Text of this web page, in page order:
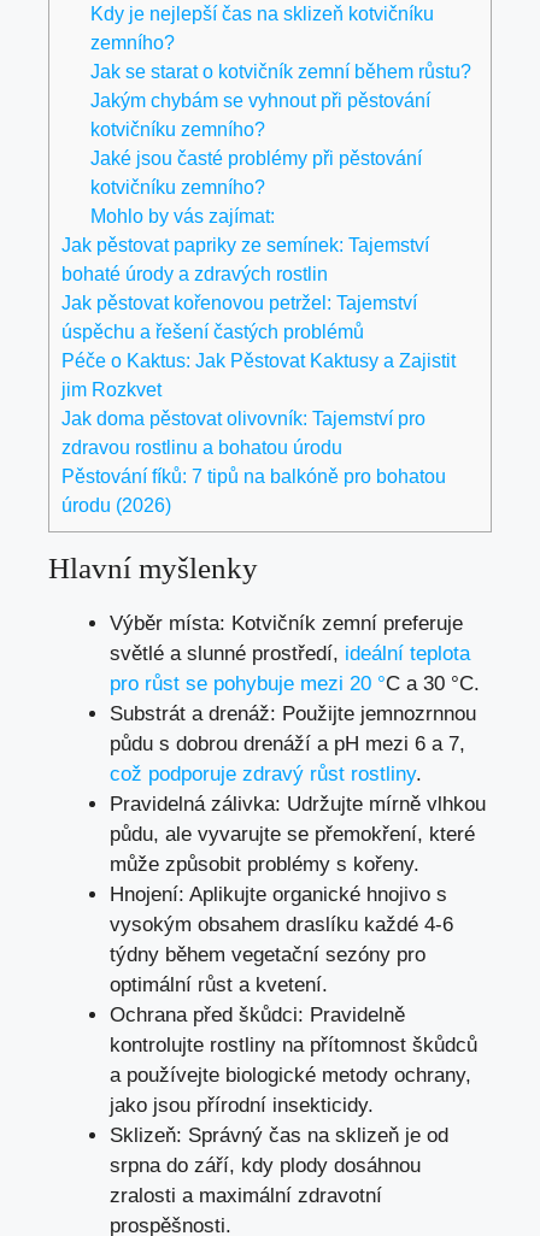
Kdy je nejlepší čas na sklizeň kotvičníku
zemního?
Jak se starat o kotvičník zemní během růstu?
Jakým chybám se vyhnout při pěstování
kotvičníku zemního?
Jaké jsou časté problémy při pěstování
kotvičníku zemního?
Mohlo by vás zajímat:
Jak pěstovat papriky ze semínek: Tajemství
bohaté úrody a zdravých rostlin
Jak pěstovat kořenovou petržel: Tajemství
úspěchu a řešení častých problémů
Péče o Kaktus: Jak Pěstovat Kaktusy a Zajistit
jim Rozkvet
Jak doma pěstovat olivovník: Tajemství pro
zdravou rostlinu a bohatou úrodu
Pěstování fíků: 7 tipů na balkóně pro bohatou
úrodu (2026)
Hlavní myšlenky
Výběr místa: Kotvičník zemní preferuje
světlé a slunné prostředí, ideální teplota
pro růst se pohybuje mezi 20 °C a 30 °C.
Substrát a drenáž: Použijte jemnozrnnou
půdu s dobrou drenáží a pH mezi 6 a 7,
což podporuje zdravý růst rostliny.
Pravidelná zálivka: Udržujte mírně vlhkou
půdu, ale vyvarujte se přemokření, které
může způsobit problémy s kořeny.
Hnojení: Aplikujte organické hnojivo s
vysokým obsahem draslíku každé 4-6
týdny během vegetační sezóny pro
optimální růst a kvetení.
Ochrana před škůdci: Pravidelně
kontrolujte rostliny na přítomnost škůdců
a používejte biologické metody ochrany,
jako jsou přírodní insekticidy.
Sklizeň: Správný čas na sklizeň je od
srpna do září, kdy plody dosáhnou
zralosti a maximální zdravotní
prospěšnosti.